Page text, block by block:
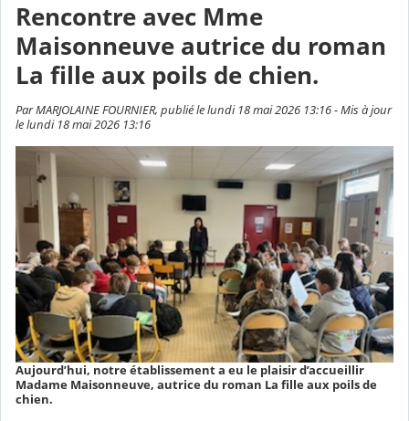
Rencontre avec Mme
Maisonneuve autrice du roman
La fille aux poils de chien.
Par MARJOLAINE FOURNIER, publié le lundi 18 mai 2026 13:16 - Mis à jour
le lundi 18 mai 2026 13:16
Aujourd’hui, notre établissement a eu le plaisir d’accueillir
Madame Maisonneuve, autrice du roman La fille aux poils de
chien.